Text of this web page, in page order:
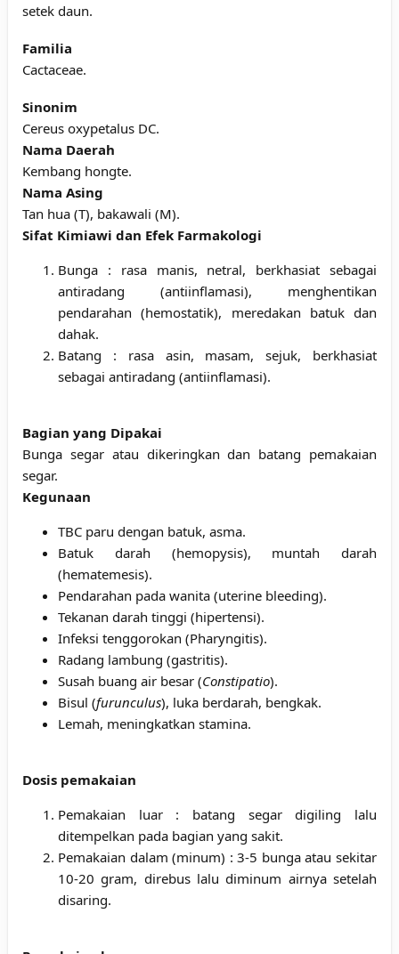
setek daun.
Familia
Cactaceae.
Sinonim
Cereus oxypetalus DC.
Nama Daerah
Kembang hongte.
Nama Asing
Tan hua (T), bakawali (M).
Sifat Kimiawi dan Efek Farmakologi
Bunga : rasa manis, netral, berkhasiat sebagai
antiradang (antiinflamasi), menghentikan
pendarahan (hemostatik), meredakan batuk dan
dahak.
Batang : rasa asin, masam, sejuk, berkhasiat
sebagai antiradang (antiinflamasi).
Bagian yang Dipakai
Bunga segar atau dikeringkan dan batang pemakaian
segar.
Kegunaan
TBC paru dengan batuk, asma.
Batuk darah (hemopysis), muntah darah
(hematemesis).
Pendarahan pada wanita (uterine bleeding).
Tekanan darah tinggi (hipertensi).
Infeksi tenggorokan (Pharyngitis).
Radang lambung (gastritis).
Susah buang air besar (Constipatio).
Bisul (furunculus), luka berdarah, bengkak.
Lemah, meningkatkan stamina.
Dosis pemakaian
Pemakaian luar : batang segar digiling lalu
ditempelkan pada bagian yang sakit.
Pemakaian dalam (minum) : 3-5 bunga atau sekitar
10-20 gram, direbus lalu diminum airnya setelah
disaring.